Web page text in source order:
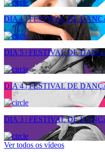
DIA 1 | FESTIVAL DE
DIA 5 | FESTIVAL DE
DIA 4 | FESTIVAL DE
DIA 3 | FESTIVAL DE
Ver todos os vídeos